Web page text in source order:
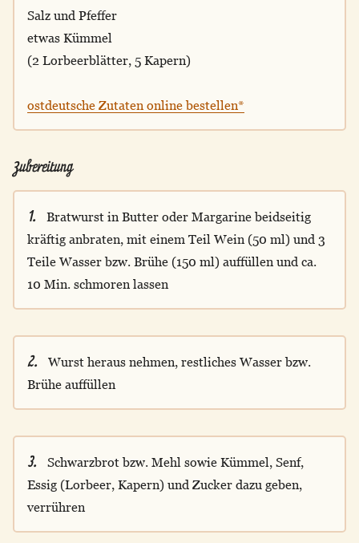
Salz und Pfeffer
etwas Kümmel
(2 Lorbeerblätter, 5 Kapern)
ostdeutsche Zutaten online bestellen*
Zubereitung
1.
Bratwurst in Butter oder Margarine beidseitig
kräftig anbraten, mit einem Teil Wein (50 ml) und 3
Teile Wasser bzw. Brühe (150 ml) auffüllen und ca.
10 Min. schmoren lassen
2.
Wurst heraus nehmen, restliches Wasser bzw.
Brühe auffüllen
3.
Schwarzbrot bzw. Mehl sowie Kümmel, Senf,
Essig (Lorbeer, Kapern) und Zucker dazu geben,
verrühren